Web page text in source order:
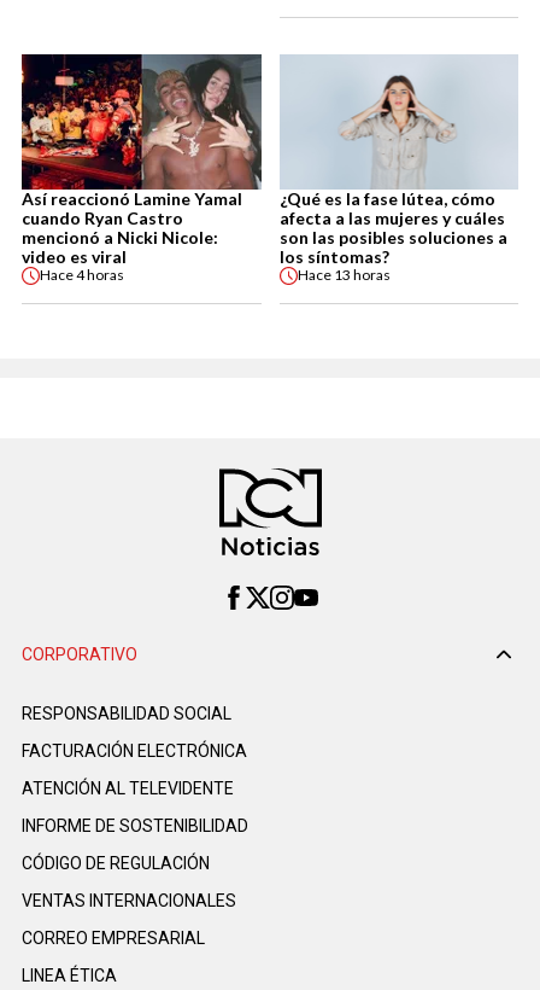
Así reaccionó Lamine Yamal
cuando Ryan Castro
mencionó a Nicki Nicole:
video es viral
Hace4 horas
¿Qué es la fase lútea, cómo
afecta a las mujeres y cuáles
son las posibles soluciones a
los síntomas?
Hace 13 horas
CORPORATIVO
RESPONSABILIDAD SOCIAL
FACTURACIÓN ELECTRÓNICA
ATENCIÓN AL TELEVIDENTE
INFORME DE SOSTENIBILIDAD
CÓDIGO DE REGULACIÓN
VENTAS INTERNACIONALES
CORREO EMPRESARIAL
LINEA ÉTICA